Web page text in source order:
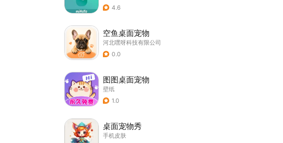
4.6
空鱼桌面宠物
河北嘿呀科技有限公司
0.0
图图桌面宠物
壁纸
1.0
桌面宠物秀
手机皮肤